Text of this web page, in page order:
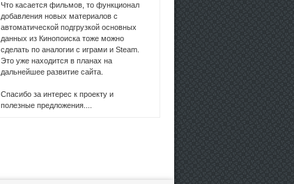
Что касается фильмов, то функционал
добавления новых материалов с
автоматической подгрузкой основных
данных из Кинопоиска тоже можно
сделать по аналогии с играми и Steam.
Это уже находится в планах на
дальнейшее развитие сайта.
Спасибо за интерес к проекту и
полезные предложения....